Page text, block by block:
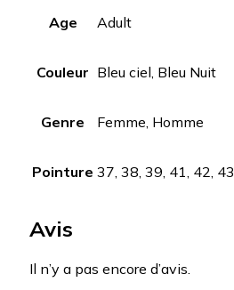
Age Adult
Couleur Bleu ciel, Bleu Nuit
Genre Femme, Homme
Pointure 37, 38, 39, 41, 42, 43
Avis
Il n’y a pas encore d’avis.